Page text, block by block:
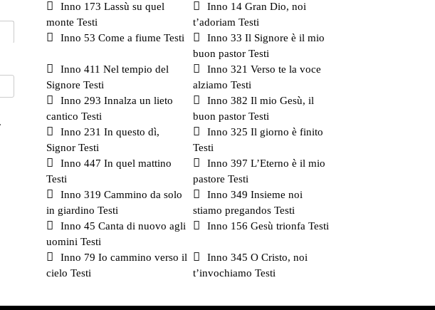
Inno 173 Lassù su quel
monte Testi
Inno 14 Gran Dio, noi
t’adoriam Testi
Inno 53 Come a fiume Testi
Inno 33 Il Signore è il mio
buon pastor Testi
Inno 411 Nel tempio del
Signore Testi
Inno 321 Verso te la voce
alziamo Testi
Inno 293 Innalza un lieto
cantico Testi
Inno 382 Il mio Gesù, il
buon pastor Testi
Inno 231 In questo dì,
Signor Testi
Inno 325 Il giorno è finito
Testi
Inno 447 In quel mattino
Testi
Inno 397 L’Eterno è il mio
pastore Testi
Inno 319 Cammino da solo
in giardino Testi
Inno 349 Insieme noi
stiamo pregandos Testi
Inno 45 Canta di nuovo agli
uomini Testi
Inno 156 Gesù trionfa Testi
Inno 79 Io cammino verso il
cielo Testi
Inno 345 O Cristo, noi
t’invochiamo Testi